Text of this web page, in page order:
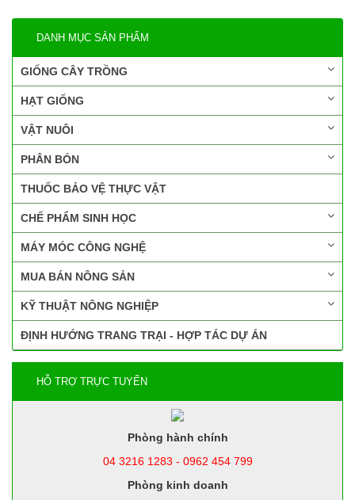
DANH MỤC SẢN PHẨM
GIỐNG CÂY TRỒNG
HẠT GIỐNG
VẬT NUÔI
PHÂN BÓN
THUỐC BẢO VỆ THỰC VẬT
CHẾ PHẨM SINH HỌC
MÁY MÓC CÔNG NGHỆ
MUA BÁN NÔNG SẢN
KỸ THUẬT NÔNG NGHIỆP
ĐỊNH HƯỚNG TRANG TRẠI - HỢP TÁC DỰ ÁN
HỖ TRỢ TRỰC TUYẾN
Phòng hành chính
04 3216 1283 - 0962 454 799
Phòng kinh doanh